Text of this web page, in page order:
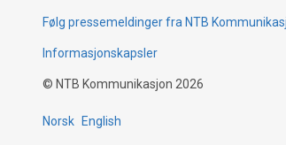
Følg pressemeldinger fra NTB
Informasjonskapsler
© NTB Kommunikasjon 2026
Norsk English